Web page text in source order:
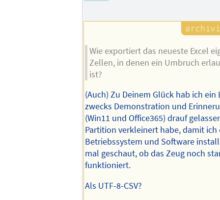
Wie exportiert das neueste Excel
Zellen, in denen ein Umbruch
ist?
(Auch) Zu Deinem Glück hab ich
zwecks Demonstration und
(Win11 und Office365) drauf
Partition verkleinert habe, damit
Betriebssystem und Software
mal geschaut, ob das Zeug noch
funktioniert.
Als UTF-8-CSV?